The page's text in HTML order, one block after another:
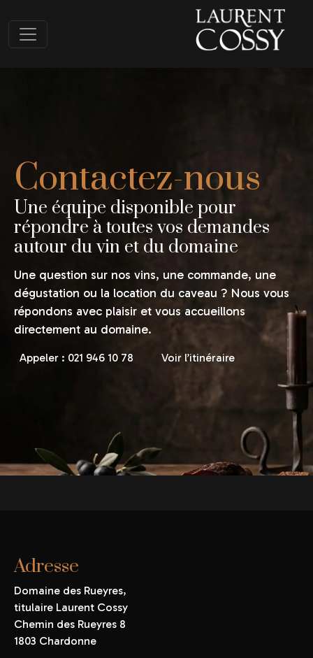
Contactez-nous
Une équipe disponible pour
répondre à toutes vos demandes
autour du vin et du domaine
Une question sur nos vins, une commande, une
dégustation ou la location du caveau ? Nous vous
répondons avec plaisir et vous accueillons
directement au domaine.
Appeler : 021 946 10 78 Voir l’itinéraire
Adresse
Domaine des Rueyres,
titulaire Laurent Cossy
Chemin des Rueyres 8
1803 Chardonne